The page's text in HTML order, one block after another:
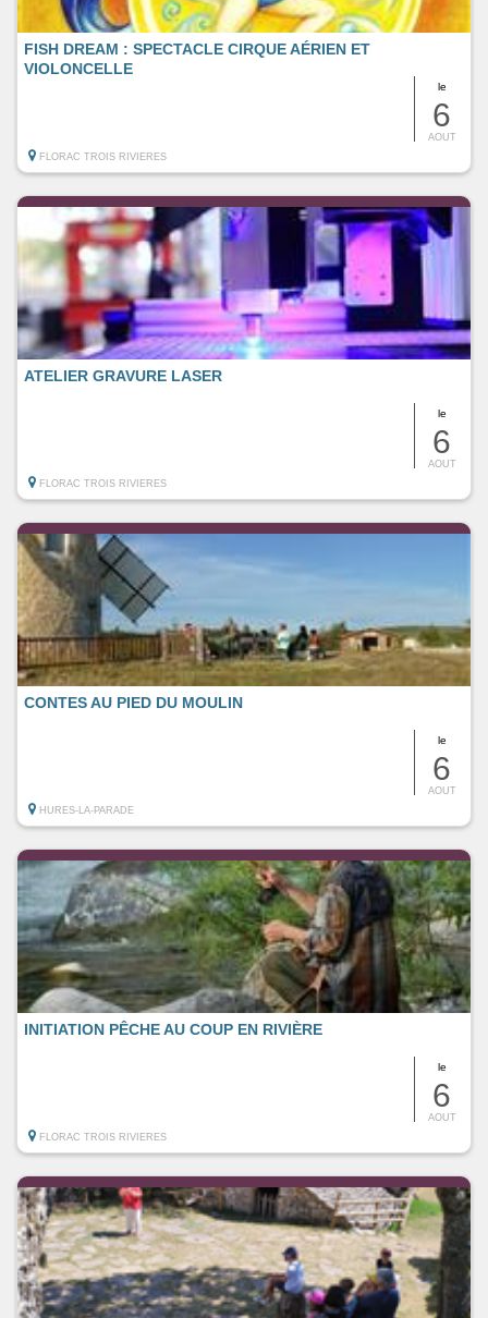
le
6
AOUT
FISH DREAM : SPECTACLE CIRQUE AÉRIEN ET
VIOLONCELLE
FLORAC TROIS RIVIERES
le
6
AOUT
ATELIER GRAVURE LASER
FLORAC TROIS RIVIERES
le
6
AOUT
CONTES AU PIED DU MOULIN
HURES-LA-PARADE
le
6
AOUT
INITIATION PÊCHE AU COUP EN RIVIÈRE
FLORAC TROIS RIVIERES